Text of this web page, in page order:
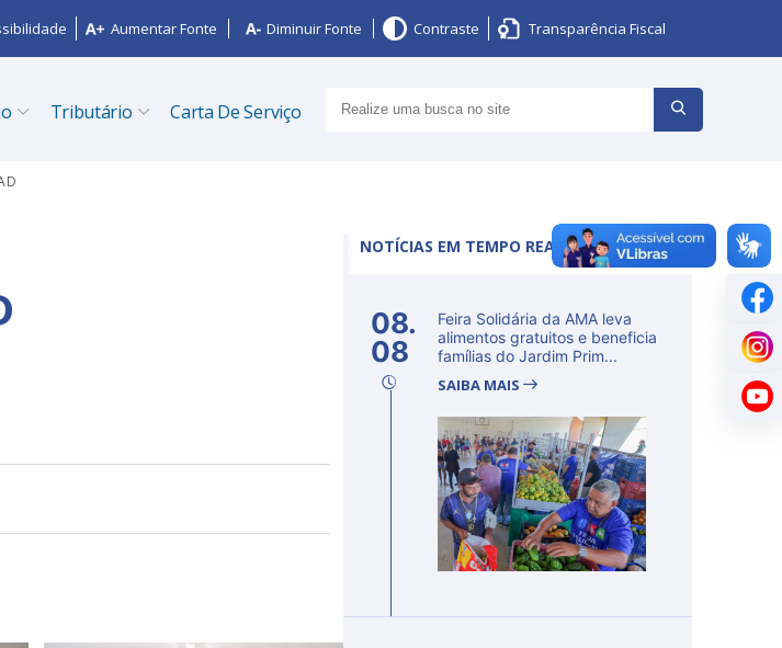
Aumentar Fonte Diminuir Fonte Contraste Transparência Fiscal
Tributário Carta De Serviço
NOTÍCIAS EM TEMPO REAL
08.
08
Feira Solidária da AMA leva
alimentos gratuitos e beneficia
famílias do Jardim Prim...
SAIBA MAIS